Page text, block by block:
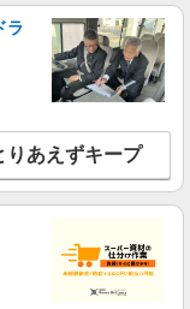
ラ
りあえずキープ